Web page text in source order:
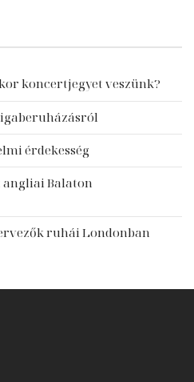
koncertjegyet veszünk?
érdekesség
angliai Balaton
ruhái Londonban